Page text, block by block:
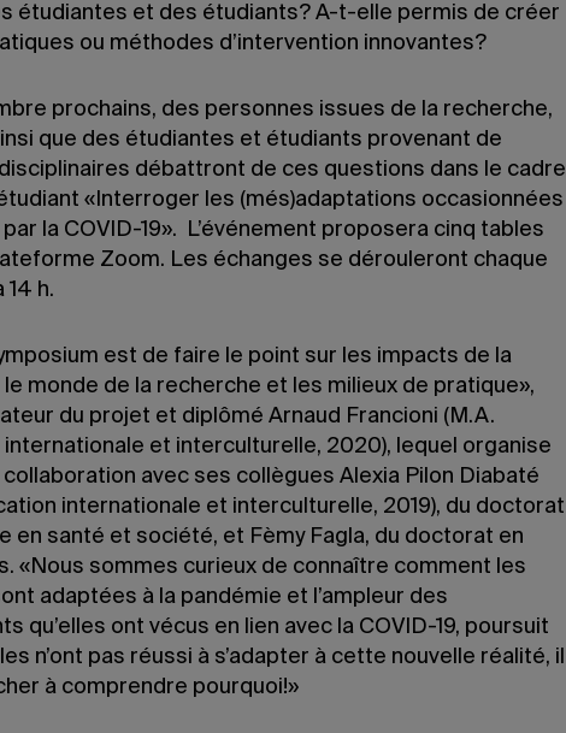
étudiantes et des étudiants? A-t-elle permis de créer
ou méthodes d’intervention innovantes?
prochains, des personnes issues de la recherche,
que des étudiantes et étudiants provenant de
débattront de ces questions dans le cadre
«Interroger les (més)adaptations occasionnées
la COVID-19». L’événement proposera cinq tables
Zoom. Les échanges se dérouleront chaque
14 h.
est de faire le point sur les impacts de la
monde de la recherche et les milieux de pratique»,
du projet et diplômé Arnaud Francioni (M.A.
et interculturelle, 2020), lequel organise
collaboration avec ses collègues Alexia Pilon Diabaté
internationale et interculturelle, 2019), du doctorat
en santé et société, et Fèmy Fagla, du doctorat en
«Nous sommes curieux de connaître comment les
adaptées à la pandémie et l’ampleur des
qu’elles ont vécus en lien avec la COVID-19, poursuit
n’ont pas réussi à s’adapter à cette nouvelle réalité, il
à comprendre pourquoi!»